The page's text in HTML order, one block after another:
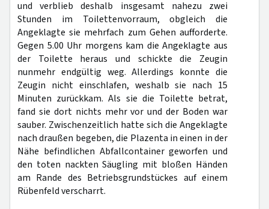
und verblieb deshalb insgesamt nahezu zwei
Stunden im Toilettenvorraum, obgleich die
Angeklagte sie mehrfach zum Gehen aufforderte.
Gegen 5.00 Uhr morgens kam die Angeklagte aus
der Toilette heraus und schickte die Zeugin
nunmehr endgültig weg. Allerdings konnte die
Zeugin nicht einschlafen, weshalb sie nach 15
Minuten zurückkam. Als sie die Toilette betrat,
fand sie dort nichts mehr vor und der Boden war
sauber. Zwischenzeitlich hatte sich die Angeklagte
nach draußen begeben, die Plazenta in einen in der
Nähe befindlichen Abfallcontainer geworfen und
den toten nackten Säugling mit bloßen Händen
am Rande des Betriebsgrundstückes auf einem
Rübenfeld verscharrt.